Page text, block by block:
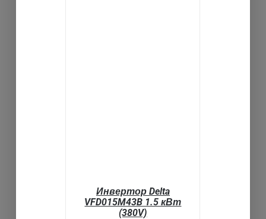
Инвертор Delta
VFD015M43B 1.5 кВт
(380V)